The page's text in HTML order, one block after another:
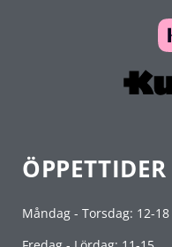
ÖPPETTIDER
Måndag - Torsdag: 12-18